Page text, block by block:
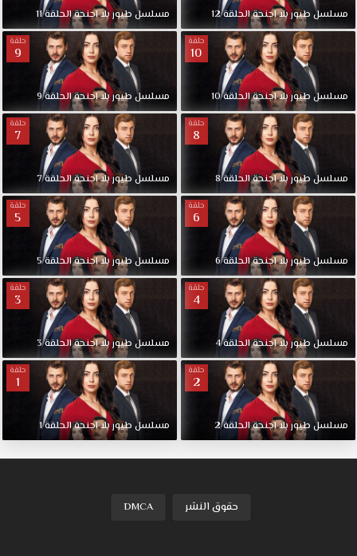
مسلسل طيوربلااجنحةالحلقة12 مسلسل طيوربلااجنحةالحلقة11
حلقة
10
مسلسل طيوربلااجنحةالحلقة10
حلقة
9
مسلسل طيوربلااجنحةالحلقة9
حلقة
8
مسلسل طيوربلااجنحةالحلقة8
حلقة
7
مسلسل طيوربلااجنحةالحلقة7
حلقة
6
مسلسل طيوربلااجنحةالحلقة6
حلقة
5
مسلسل طيوربلااجنحةالحلقة5
حلقة
4
مسلسل طيوربلااجنحةالحلقة4
حلقة
3
مسلسل طيوربلااجنحةالحلقة3
حلقة
2
مسلسل طيوربلااجنحةالحلقة2
حلقة
1
مسلسل طيوربلااجنحةالحلقة1
حقوق النشر DMCA